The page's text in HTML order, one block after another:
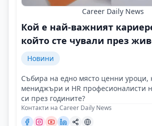
Career Daily News
Кой е най-важният
който сте чували през
Новини
Събира на едно място ценни уроци,
мениджъри и HR професионалисти
си през годините?
Контакти на Career Daily News